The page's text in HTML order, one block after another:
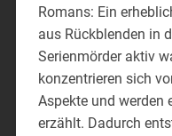
Romans: Ein
aus Rückblenden in
Serienmörder aktiv
konzentrieren sich
Aspekte und werden
erzählt. Dadurch